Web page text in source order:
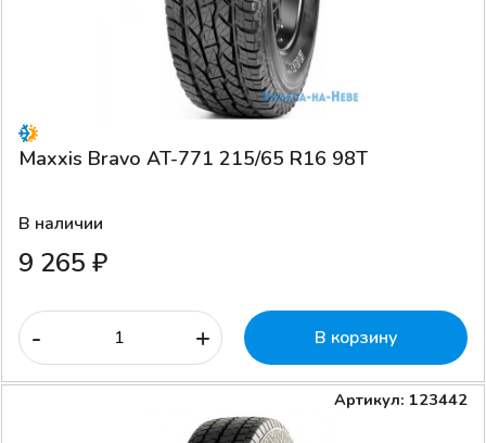
Maxxis Bravo AT-771 215/65 R16 98T
В наличии
9 265 ₽
- + В корзину
Артикул: 123442